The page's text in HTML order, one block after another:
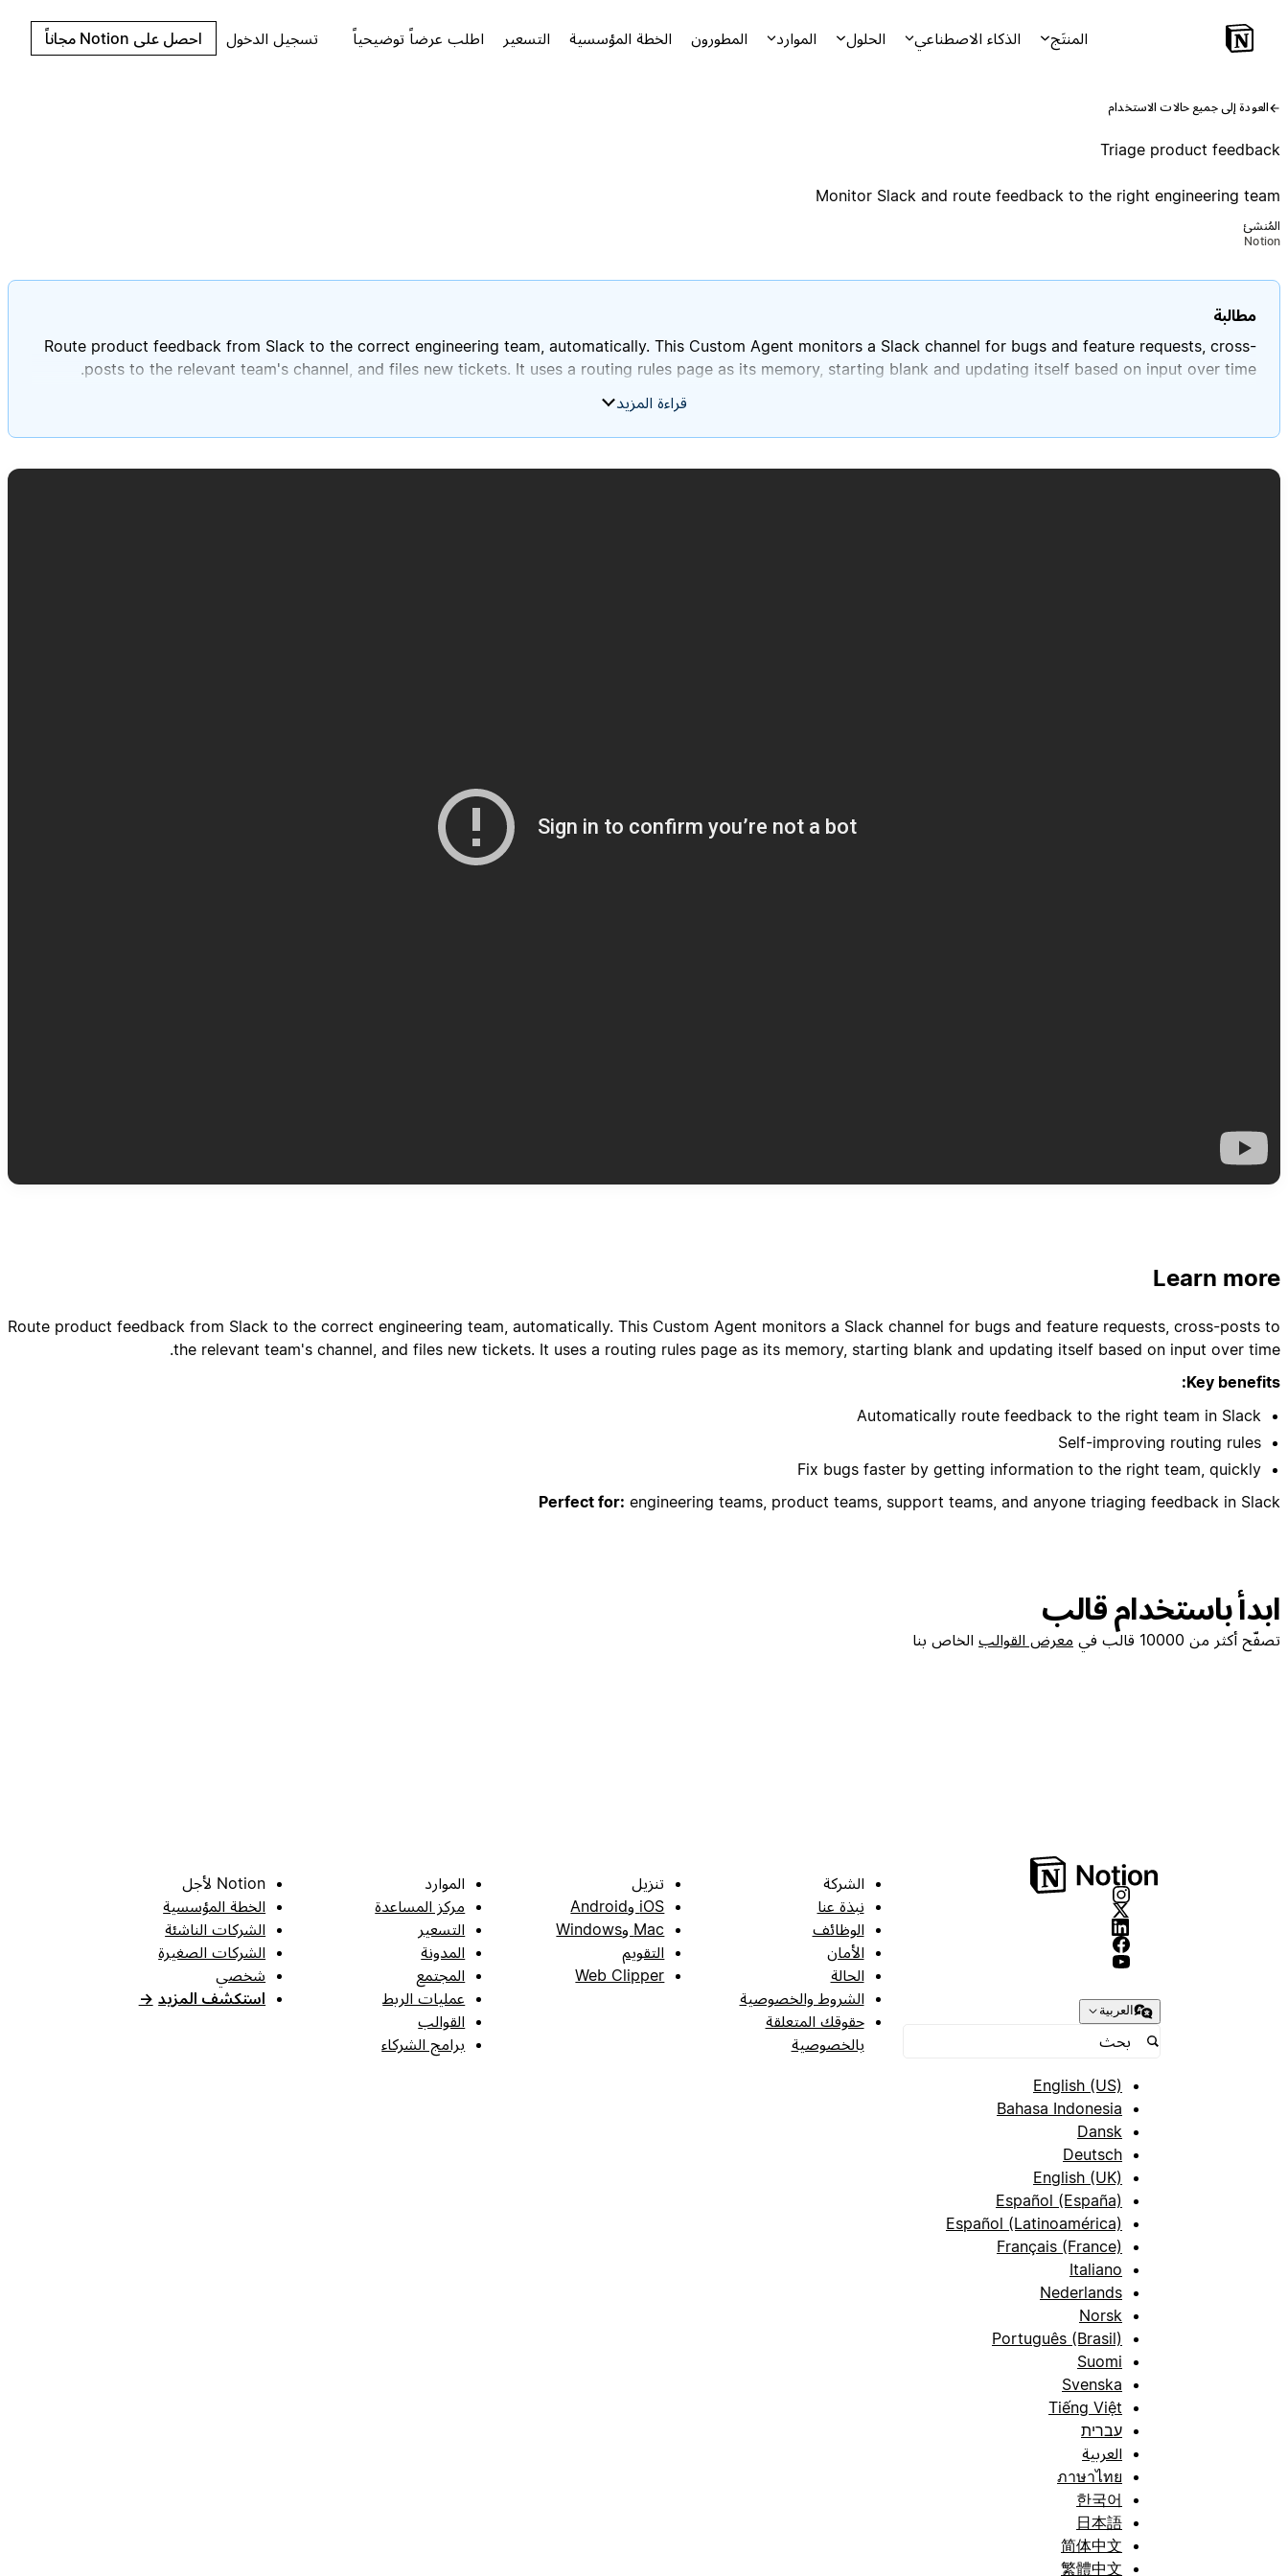
المنتَج الذكاء الاصطناعي الحلول الموارد المطورون الخطة المؤسسية التسعير اطلب عرضاً توضيحياً تسجيل الدخول احصل على Notion مجاناً
العودة إلى جميع حالات الاستخدام
Triage product feedback
Monitor Slack and route feedback to the right engineering team
المُنشئ
Notion
مطالبة
Route product feedback from Slack to the correct engineering team, automatically. This Custom Agent monitors a Slack channel for bugs and feature requests, cross-
posts to the relevant team's channel, and files new tickets. It uses a routing rules page as its memory, starting blank and updating itself based on input over time.
قراءة المزيد
Learn more
Route product feedback from Slack to the correct engineering team, automatically. This Custom Agent monitors a Slack channel for bugs and feature requests, cross-posts to
the relevant team's channel, and files new tickets. It uses a routing rules page as its memory, starting blank and updating itself based on input over time.
Key benefits:
Automatically route feedback to the right team in Slack
Self-improving routing rules
Fix bugs faster by getting information to the right team, quickly
Perfect for: engineering teams, product teams, support teams, and anyone triaging feedback in Slack
ابدأ باستخدام قالب
تصفّح أكثر من 10000 قالب في معرض القوالب الخاص بنا
العربية
English (US)
Bahasa Indonesia
Dansk
Deutsch
English (UK)
Español (España)
Español (Latinoamérica)
Français (France)
Italiano
Nederlands
Norsk
Português (Brasil)
Suomi
Svenska
Tiếng Việt
עברית
العربية
ภาษาไทย
한국어
日本語
简体中文
繁體中文
الشركة
نبذة عنا
الوظائف
الأمان
الحالة
الشروط والخصوصية
حقوقك المتعلقة
بالخصوصية
تنزيل
iOS وAndroid
Mac وWindows
التقويم
Web Clipper
الموارد
مركز المساعدة
التسعير
المدونة
المجتمع
عمليات الربط
القوالب
برامج الشركاء
Notion لأجل
الخطة المؤسسية
الشركات الناشئة
الشركات الصغيرة
شخصي
استكشف المزيد →